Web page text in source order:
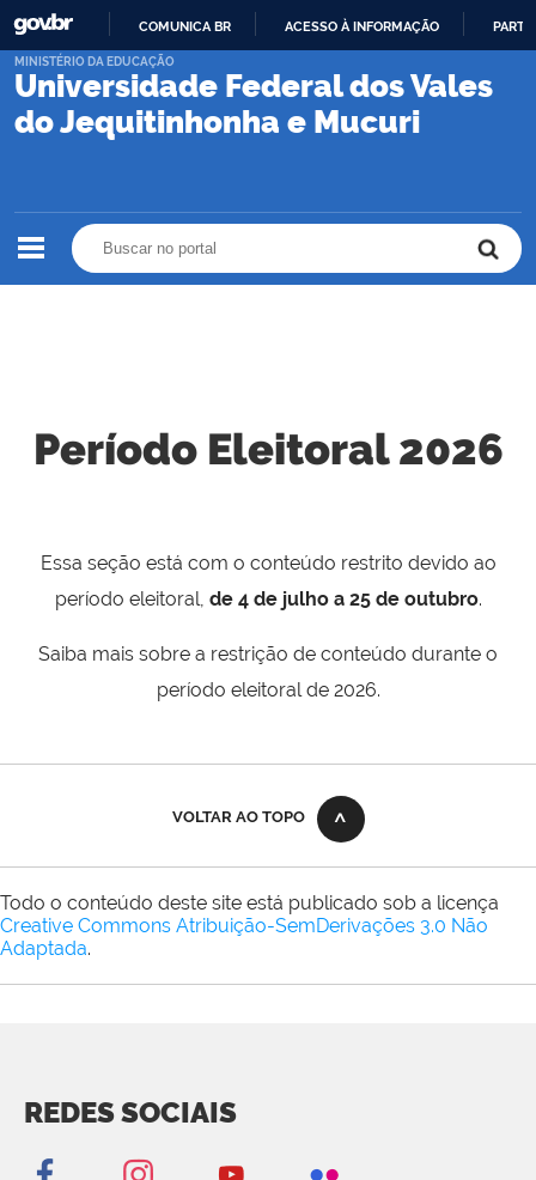
PARA
CONTEÚDO
COMUNICA BR ACESSO À INFORMAÇÃO
Universidade Federal dos Vales
do Jequitinhonha e Mucuri
MINISTÉRIO DA EDUCAÇÃO
Período Eleitoral 2026
Essa seção está com o conteúdo restrito devido ao
período eleitoral, de 4 de julho a 25 de outubro.
Saiba mais sobre a restrição de conteúdo durante o
período eleitoral de 2026.
VOLTAR AO TOPO
Todo o conteúdo deste site está publicado sob a licença
Creative Commons Atribuição-SemDerivações 3.0 Não
Adaptada.
REDES SOCIAIS